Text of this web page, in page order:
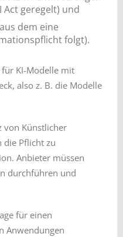
Act geregelt) und
dem eine
folgt).
für KI-Modelle mit
also z. B. die Modelle
von Künstlicher
die Pflicht zu
Anbieter müssen
durchführen und
für einen
Anwendungen